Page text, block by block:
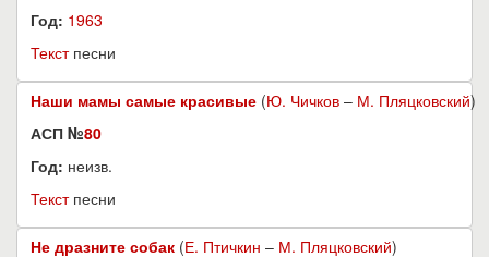
Год: 1963
Текстпесни
Наши мамы самые красивые (Ю. Чичков – М. Пляцковский)
АСП №80
Год: неизв.
Текстпесни
Не дразните собак (Е. Птичкин – М. Пляцковский)